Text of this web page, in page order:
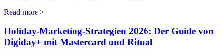
Read more >
Holiday-Marketing-Strategien 2026: Der Guide von
Digiday+ mit Mastercard und Ritual